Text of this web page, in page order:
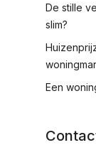
De stille
slim?
Een